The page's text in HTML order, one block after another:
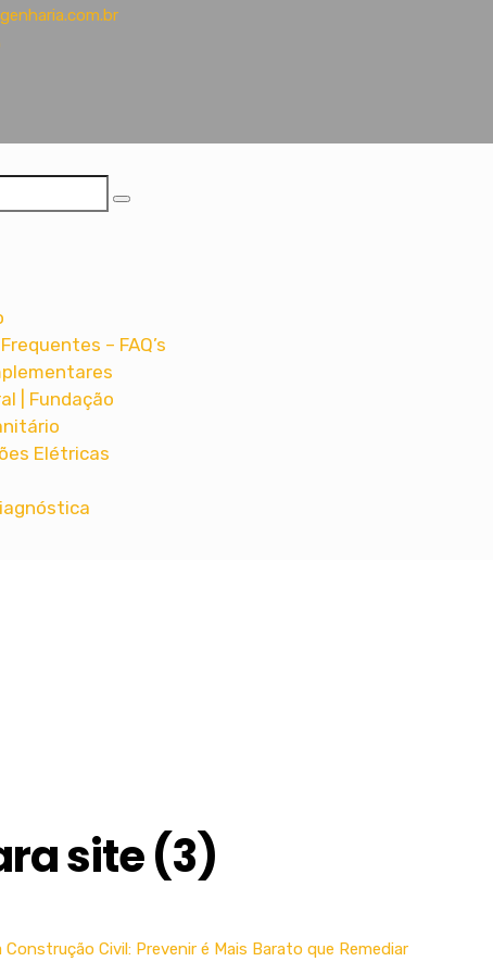
– FAQ’s
| Fundação
Elétricas
site (3)
Civil: Prevenir é Mais Barato que Remediar